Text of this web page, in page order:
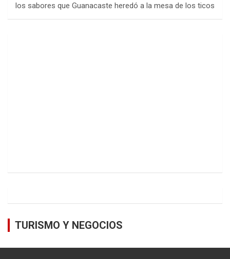
los sabores que Guanacaste heredó a la mesa de los ticos
TURISMO Y NEGOCIOS